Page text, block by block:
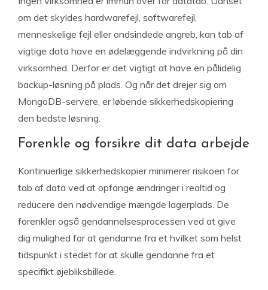
om det skyldes hardwarefejl, softwarefejl,
menneskelige fejl eller ondsindede angreb, kan tab af
vigtige data have en ødelæggende indvirkning på din
virksomhed. Derfor er det vigtigt at have en pålidelig
backup-løsning på plads. Og når det drejer sig om
MongoDB-servere, er løbende sikkerhedskopiering
den bedste løsning.
Forenkle og forsikre dit data arbejde
Kontinuerlige sikkerhedskopier minimerer risikoen for
tab af data ved at opfange ændringer i realtid og
reducere den nødvendige mængde lagerplads. De
forenkler også gendannelsesprocessen ved at give
dig mulighed for at gendanne fra et hvilket som helst
tidspunkt i stedet for at skulle gendanne fra et
specifikt øjebliksbillede.